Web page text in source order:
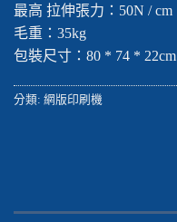
最高 拉伸張力：50N / cm
毛重：35​​kg
包裝尺寸：80 * 74 * 22cm
分類: 網版印刷機